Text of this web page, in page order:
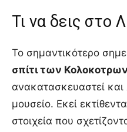
Τι να δεις στο
Το σημαντικότερο
σπίτι των
ανακατασκευαστεί και
μουσείο. Εκεί
στοιχεία που